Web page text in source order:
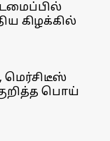
கிழக்கில்
குறித்த பொய்